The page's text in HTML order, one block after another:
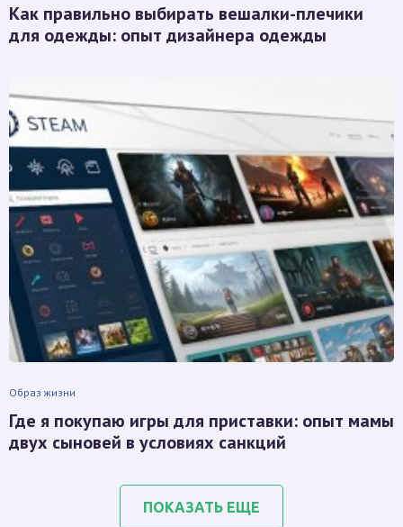
Как правильно выбирать вешалки-плечики
для одежды: опыт дизайнера одежды
Образ жизни
Где я покупаю игры для приставки: опыт мамы
двух сыновей в условиях санкций
ПОКАЗАТЬ ЕЩЕ